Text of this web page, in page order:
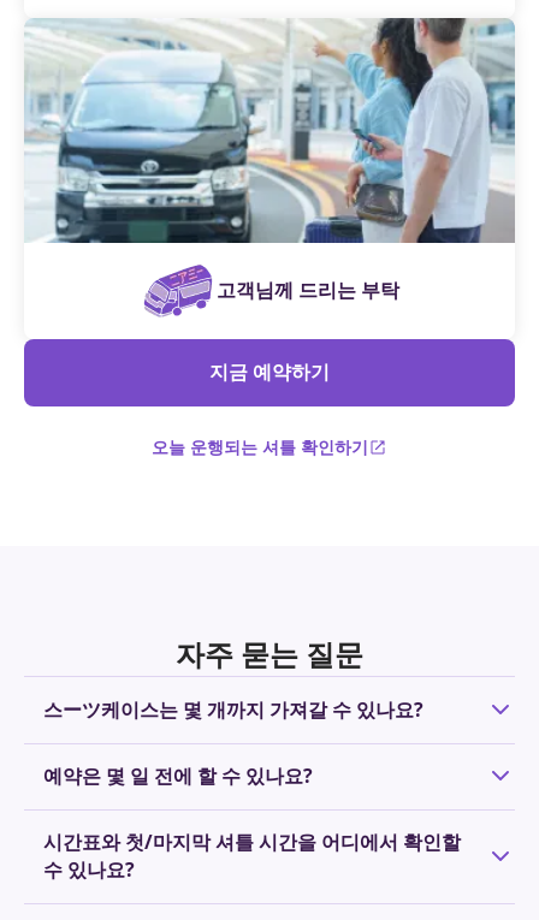
고객님께 드리는 부탁
지금 예약하기
오늘 운행되는 셔틀 확인하기
자주 묻는 질문
스ーツ케이스는 몇 개까지 가져갈 수 있나요?
할 수 있습니다. 2개 이상일 경우 추가 요금이 발생합니다. 반
입 가능한 수하물에 대해서는여기를 확인해 주세요。
예약은 몇 일 전에 할 수 있나요?
다. 운행 예정 셔틀에 탑승이 가능한 경우 당일 예약도 가능합
니다. 정원이 초과된 경우에는 예약이 불가하므로 여행이나
출장이 확정되면 가능한 한 빨리 예약해 주시기 바랍니다.
시간표와 첫/마지막 셔틀 시간을 어디에서 확인할
수 있나요?